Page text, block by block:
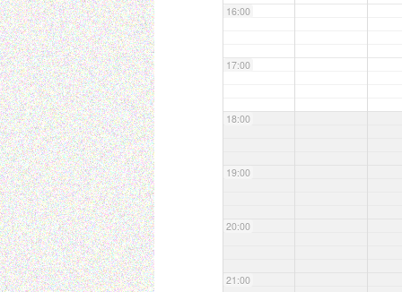
16:00
17:00
18:00
19:00
20:00
21:00